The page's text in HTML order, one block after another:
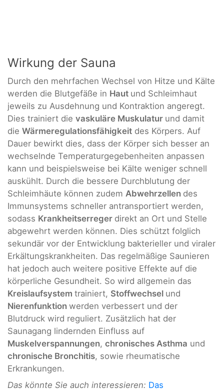
Wirkung der Sauna
Durch den mehrfachen Wechsel von Hitze und Kälte
werden die Blutgefäße in Haut und Schleimhaut
jeweils zu Ausdehnung und Kontraktion angeregt.
Dies trainiert die vaskuläre Muskulatur und damit
die Wärmeregulationsfähigkeit des Körpers. Auf
Dauer bewirkt dies, dass der Körper sich besser an
wechselnde Temperaturgegebenheiten anpassen
kann und beispielsweise bei Kälte weniger schnell
auskühlt. Durch die bessere Durchblutung der
Schleimhäute können zudem Abwehrzellen des
Immunsystems schneller antransportiert werden,
sodass Krankheitserreger direkt an Ort und Stelle
abgewehrt werden können. Dies schützt folglich
sekundär vor der Entwicklung bakterieller und viraler
Erkältungskrankheiten. Das regelmäßige Saunieren
hat jedoch auch weitere positive Effekte auf die
körperliche Gesundheit. So wird allgemein das
Kreislaufsystem trainiert, Stoffwechsel und
Nierenfunktion werden verbessert und der
Blutdruck wird reguliert. Zusätzlich hat der
Saunagang lindernden Einfluss auf
Muskelverspannungen, chronisches Asthma und
chronische Bronchitis, sowie rheumatische
Erkrankungen.
Das könnte Sie auch interessieren: Das